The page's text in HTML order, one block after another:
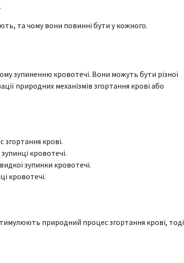
та чому вони повинні бути у кожного.
зупиненню кровотечі. Вони можуть бути різної
природних механізмів згортання крові або
крові.
кровотечі.
зупинки кровотечі.
кровотечі.
природний процес згортання крові, тоді